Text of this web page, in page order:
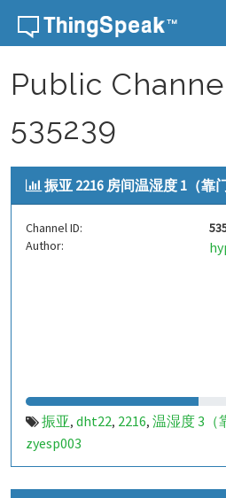
Skip to content
Public
535239
振亚 2216 房间温湿度 1（靠
Channel ID:
Author:
振亚, dht22, 2216, 温湿度 3（
zyesp003